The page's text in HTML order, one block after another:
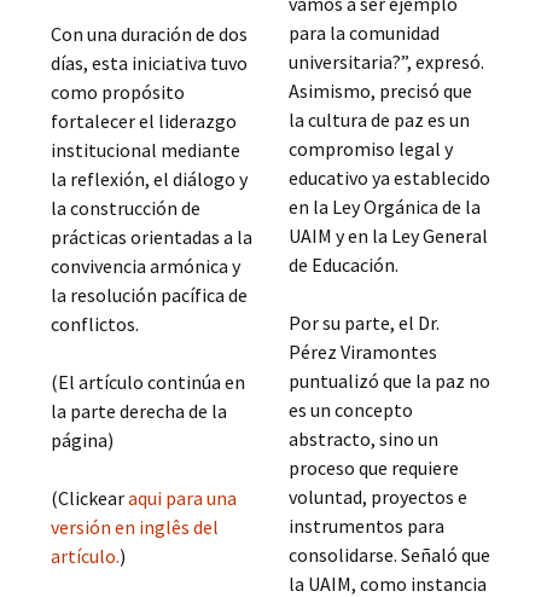
Con una duración de dos
días, esta iniciativa tuvo
como propósito
fortalecer el liderazgo
institucional mediante
la reflexión, el diálogo y
la construcción de
prácticas orientadas a la
convivencia armónica y
la resolución pacífica de
conflictos.
(El artículo continúa en
la parte derecha de la
página)
(Clickearaqui para una
versión en inglês del
artículo.)
para la comunidad
universitaria?”, expresó.
Asimismo, precisó que
la cultura de paz es un
compromiso legal y
educativo ya establecido
en la Ley Orgánica de la
UAIM y en la Ley General
de Educación.
Por su parte, el Dr.
Pérez Viramontes
puntualizó que la paz no
es un concepto
abstracto, sino un
proceso que requiere
voluntad, proyectos e
instrumentos para
consolidarse. Señaló que
la UAIM, como instancia